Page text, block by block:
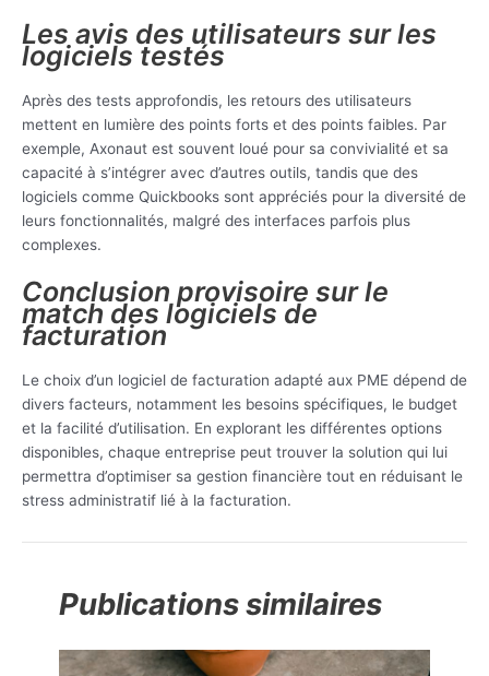
Les avis des utilisateurs sur les
logiciels testés
Après des tests approfondis, les retours des utilisateurs
mettent en lumière des points forts et des points faibles. Par
exemple, Axonaut est souvent loué pour sa convivialité et sa
capacité à s’intégrer avec d’autres outils, tandis que des
logiciels comme Quickbooks sont appréciés pour la diversité de
leurs fonctionnalités, malgré des interfaces parfois plus
complexes.
Conclusion provisoire sur le
match des logiciels de
facturation
Le choix d’un logiciel de facturation adapté aux PME dépend de
divers facteurs, notamment les besoins spécifiques, le budget
et la facilité d’utilisation. En explorant les différentes options
disponibles, chaque entreprise peut trouver la solution qui lui
permettra d’optimiser sa gestion financière tout en réduisant le
stress administratif lié à la facturation.
Publications similaires